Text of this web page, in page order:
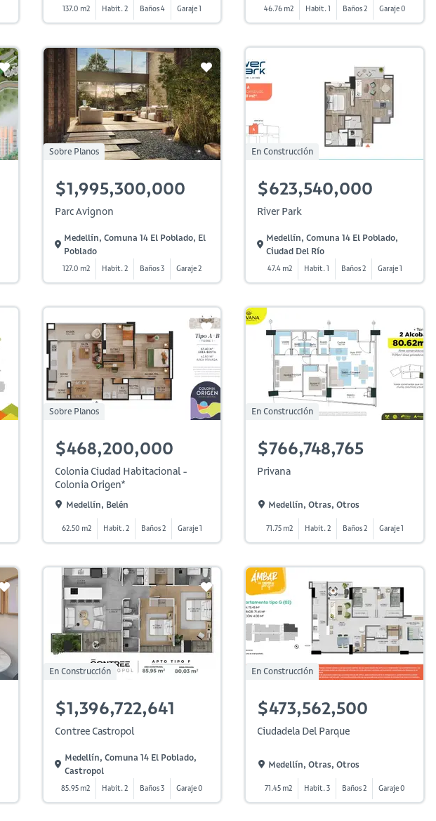
137.0 m2 Habit. 2 Baños 4 Garaje 1 46.76 m2 Habit. 1 Baños 2 Garaje 0
Sobre Planos
$1,995,300,000
Parc Avignon
Medellín, Comuna 14 El Poblado, El
Poblado
127.0 m2 Habit. 2 Baños 3 Garaje 2
En Construcción
$623,540,000
River Park
Medellín, Comuna 14 El Poblado,
Ciudad Del Río
47.4 m2 Habit. 1 Baños 2 Garaje 1
Sobre Planos
$468,200,000
Colonia Ciudad Habitacional -
Colonia Origen*
Medellín, Belén
62.50 m2 Habit. 2 Baños 2 Garaje 1
En Construcción
$766,748,765
Privana
Medellín, Otras, Otros
71.75 m2 Habit. 2 Baños 2 Garaje 1
En Construcción
$1,396,722,641
Contree Castropol
Medellín, Comuna 14 El Poblado,
Castropol
85.95 m2 Habit. 2 Baños 3 Garaje 0
En Construcción
$473,562,500
Ciudadela Del Parque
Medellín, Otras, Otros
71.45 m2 Habit. 3 Baños 2 Garaje 0